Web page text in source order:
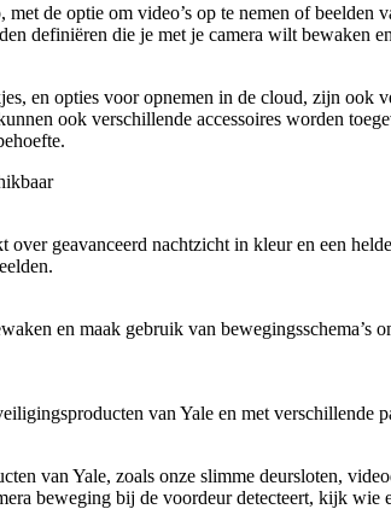
de optie om video’s op te nemen of
definiëren die je met je camera wilt
en opties voor opnemen in de cloud, zijn ook
ook verschillende accessoires worden
geavanceerd nachtzicht in kleur en een
en maak gebruik van bewegingsschema’s
van Yale en met verschillende
van Yale, zoals onze slimme deursloten,
beweging bij de voordeur detecteert, kijk